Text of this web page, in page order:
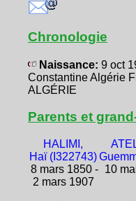
Chronologie
Naissance: 9 oct
Constantine Algérie
ALGÉRIE
Parents et
HALIMI,
Haï (I322743)
8 mars 1850 -
2 mars 1907
10